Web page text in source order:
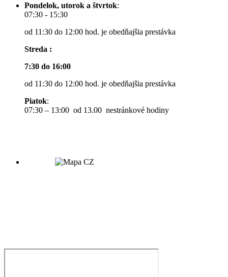
Pondelok, utorok a štvrtok:
07:30 - 15:30
od 11:30 do 12:00 hod. je obedňajšia prestávka
Streda :
7:30 do 16:00
od 11:30 do 12:00 hod. je obedňajšia prestávka
Piatok:
07:30 – 13:00 od 13.00 nestránkové hodiny